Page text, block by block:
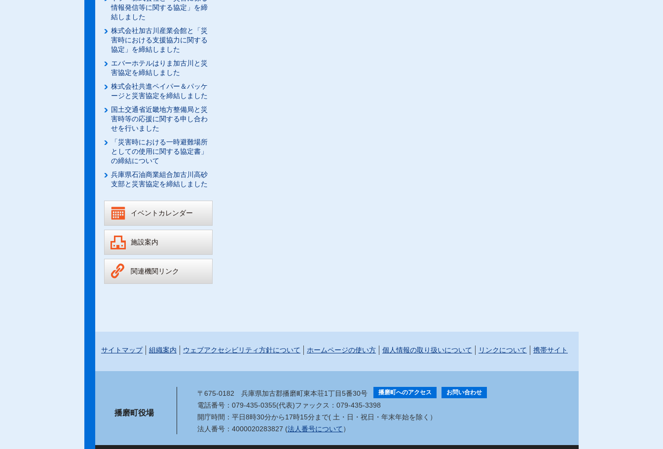
情報発信等に関する協定」を締
結しました
株式会社加古川産業会館と「災
害時における支援協力に関する
協定」を締結しました
エバーホテルはりま加古川と災
害協定を締結しました
株式会社共進ペイパー＆パッケ
ージと災害協定を締結しました
国土交通省近畿地方整備局と災
害時等の応援に関する申し合わ
せを行いました
「災害時における一時避難場所
としての使用に関する協定書」
の締結について
兵庫県石油商業組合加古川高砂
支部と災害協定を締結しました
イベントカレンダー
施設案内
関連機関リンク
サイトマップ 組織案内 ウェブアクセシビリティ方針について ホームページの使い方 個人情報の取り扱いについて リンクについて 携帯サイト
播磨町役場
〒675-0182 兵庫県加古郡播磨町東本荘1丁目5番30号 播磨町へのアクセス お問い合わせ
電話番号：079-435-0355(代表)ファックス：079-435-3398
開庁時間：平日8時30分から17時15分まで( 土・日・祝日・年末年始を除く）
法人番号：4000020283827 (法人番号について ）